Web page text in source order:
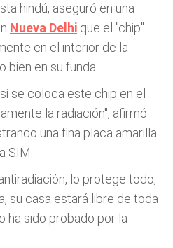
hindú, aseguró en una
Nueva Delhi que el "chip"
en el interior de la
en su funda.
se coloca este chip en el
la radiación", afirmó
una fina placa amarilla
SIM.
lo protege todo,
su casa estará libre de toda
ha sido probado por la